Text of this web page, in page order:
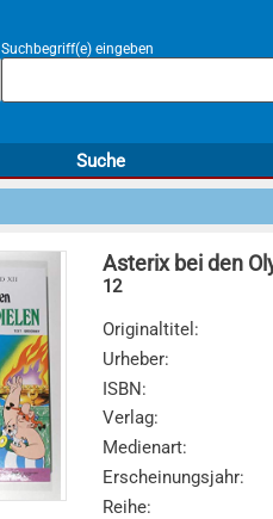
Suchbegriff(e) eingeben
Suche
Asterix bei den
12
Originaltitel :
Urheber:
ISBN:
Verlag:
Medienart:
Erscheinungsjahr:
Reihe: